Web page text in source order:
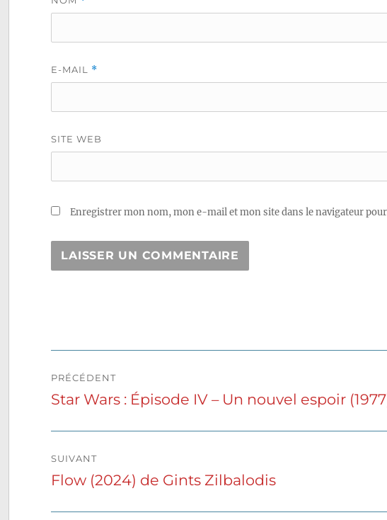
E-MAIL *
SITE WEB
Enregistrer mon nom, mon e-mail et mon site dans le navigateur
de
PRÉCÉDENT
Publication
Star Wars : Épisode IV – Un nouvel espoir
SUIVANT
Publication
Flow (2024) de Gints Zilbalodis